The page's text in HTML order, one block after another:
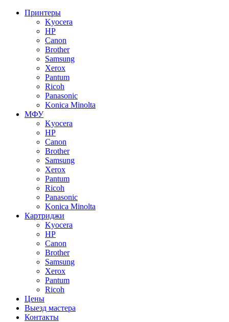
Принтеры
Kyocera
HP
Canon
Brother
Samsung
Xerox
Pantum
Ricoh
Panasonic
Konica Minolta
МФУ
Kyocera
HP
Canon
Brother
Samsung
Xerox
Pantum
Ricoh
Panasonic
Konica Minolta
Картриджи
Kyocera
HP
Canon
Brother
Samsung
Xerox
Pantum
Ricoh
Цены
Выезд мастера
Контакты